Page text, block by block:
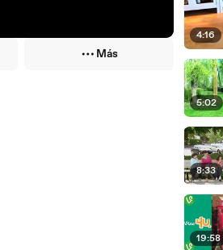
Más
4:16
5:02
8:33
19:58